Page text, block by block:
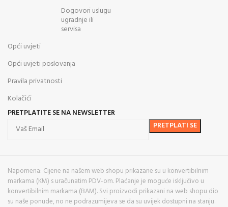
Dogovori uslugu
ugradnje ili
servisa
Opći uvjeti
Opći uvjeti poslovanja
Pravila privatnosti
Kolačići
PRETPLATITE SE NA NEWSLETTER
Napomena: Cijene na našem web shopu prikazane su u konvertibilnim
markama (KM) s uračunatim PDV-om. Plaćanje je moguće isključivo u
konvertibilnim markama (BAM). Svi proizvodi prikazani na web shopu dio
su naše ponude, no ne podrazumijeva se da su uvijek dostupni na stanju.